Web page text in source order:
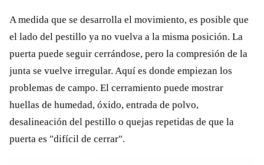
A medida que se desarrolla el movimiento, es posible que
el lado del pestillo ya no vuelva a la misma posición. La
puerta puede seguir cerrándose, pero la compresión de la
junta se vuelve irregular. Aquí es donde empiezan los
problemas de campo. El cerramiento puede mostrar
huellas de humedad, óxido, entrada de polvo,
desalineación del pestillo o quejas repetidas de que la
puerta es "difícil de cerrar".